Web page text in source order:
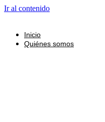
Ir al contenido
Inicio
Quiénes somos